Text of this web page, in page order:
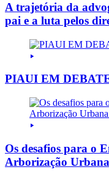
A trajetória da
pai e a luta pelos
PIAUI EM
Os desafios para o
Arborização